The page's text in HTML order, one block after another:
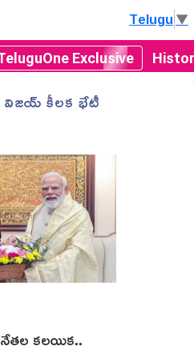
Exclusive
Telugu▼
విజయ్ కీలక భేటీ
నేతల కలయిక..